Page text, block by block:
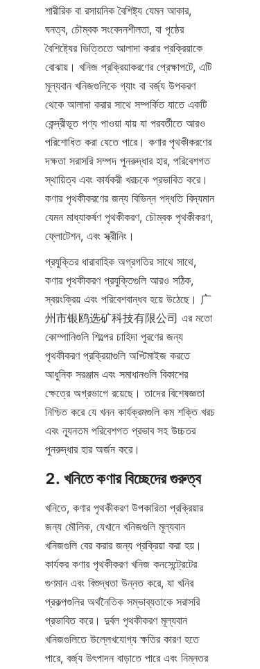
শারীরিক বা রসায়নিক বৈশিষ্ট্য যেমন আকার,
ঘনত্ব, চৌম্বক সংবেদনশীলতা, বা পৃষ্ঠের
বৈশিষ্ট্যের ভিত্তিতে আলাদা করার প্রক্রিয়াকে
বোঝায়। খনিজ প্রক্রিয়াকরণের প্রেক্ষাপটে, এটি
মূল্যবান খনিজগুলিকে গ্যাং বা বর্জ্য উপকরণ
থেকে আলাদা করার সাথে সম্পর্কিত যাতে একটি
কেন্দ্রীভূত পণ্য পাওয়া যায় যা পরবর্তীতে আরও
পরিশোধিত করা যেতে পারে। কণার পৃথকীকরণের
দক্ষতা সরাসরি সম্পদ পুনরুদ্ধার হার, পরিবেশগত
স্থায়িত্ব এবং কার্যকরী খরচকে প্রভাবিত করে।
কণার পৃথকীকরণের জন্য বিভিন্ন পদ্ধতি বিদ্যমান
যেমন মাধ্যাকর্ষণ পৃথকীকরণ, চৌম্বক পৃথকীকরণ,
ফ্লোটেশন, এবং স্ক্রীনিং।
প্রযুক্তির ধারাবাহিক অগ্রগতির সাথে সাথে,
কণার পৃথকীকরণ প্রযুক্তিগুলি আরও সঠিক,
স্বয়ংক্রিয় এবং পরিবেশবান্ধব হয়ে উঠেছে। 广
州市银鸥选矿科技有限公司 এর মতো
কোম্পানিগুলি শিল্পের চাহিদা পূরণের জন্য
পৃথকীকরণ প্রক্রিয়াগুলি অপ্টিমাইজ করতে
আধুনিক সরঞ্জাম এবং সমাধানগুলি বিকাশের
ক্ষেত্রে অগ্রভাগে রয়েছে। তাদের বিশেষজ্ঞতা
নিশ্চিত করে যে খনন কার্যক্রমগুলি কম শক্তি খরচ
এবং ন্যূনতম পরিবেশগত প্রভাব সহ উচ্চতর
পুনরুদ্ধার হার অর্জন করে।
2. খনিতে কণার বিচ্ছেদের গুরুত্ব
খনিতে, কণার পৃথকীকরণ উপকারিতা প্রক্রিয়ার
জন্য মৌলিক, যেখানে খনিজগুলি মূল্যবান
খনিজগুলি বের করার জন্য প্রক্রিয়া করা হয়।
কার্যকর কণার পৃথকীকরণ খনিজ কনসেন্ট্রেটের
গুণমান এবং বিশুদ্ধতা উন্নত করে, যা খনির
প্রকল্পগুলির অর্থনৈতিক সম্ভাব্যতাকে সরাসরি
প্রভাবিত করে। দুর্বল পৃথকীকরণ মূল্যবান
খনিজগুলিতে উল্লেখযোগ্য ক্ষতির কারণ হতে
পারে, বর্জ্য উৎপাদন বাড়াতে পারে এবং নিম্নতর